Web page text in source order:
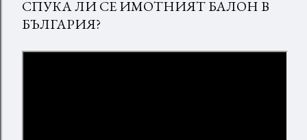
СПУКА ЛИ СЕ ИМОТНИЯТ БАЛОН В
БЪЛГАРИЯ?